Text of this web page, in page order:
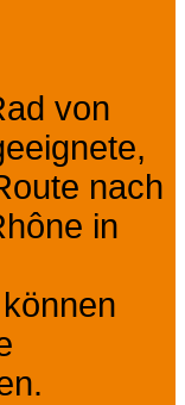
von
nach
in